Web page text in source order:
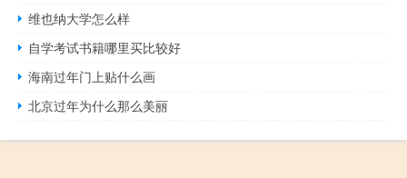
维也纳大学怎么样
自学考试书籍哪里买比较好
海南过年门上贴什么画
北京过年为什么那么美丽